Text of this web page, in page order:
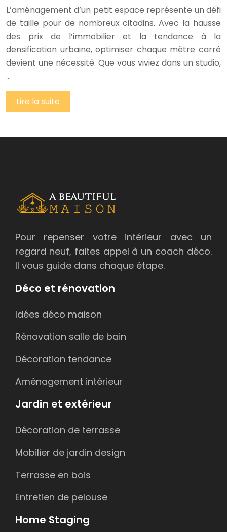
L’aménagement d’un petit espace représente un défi
de taille pour de nombreux citadins. Avec la hausse
des prix de l’immobilier et la tendance à la
densification urbaine, optimiser chaque mètre carré
devient une nécessité. Que vous viviez dans un studio,
…
Lire la suite
Pour repenser votre intérieur avec un
regard neuf, faites appel à un coach déco.
Il vous guide dans chaque étape.
Déco et rénovation
Idées déco maison
Rénovation salle de bain
Décoration tendance
Aménagement intérieur
Jardin et extérieur
Décoration de terrasse
Mobilier de jardin design
Terrasse en bois
Entretien de pelouse
Home Staging